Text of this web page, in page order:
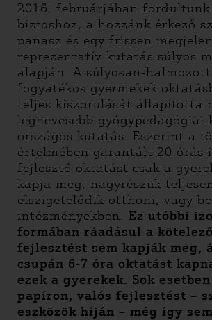
2016. februárjában
biztoshoz, a hozzánk érkező
panasz és egy frissen
reprezentatív kutatás súlyos
alapján. A súlyosan-
fogyatékos gyermekek
teljes kiszorulását állapította
legnevesebb gyógypedagógiai
országos kutatás. Eszerint a
értelmében garantált 20 órás
fejlesztő oktatást csak a
kapja meg, nagyrészük
elszigetelődik otthoni, vagy
intézményekben. Ez utóbbi
formában ráadásul a
fejlesztést sem kapják meg,
csupán 6-7 óra oktatást
ezek a gyerekek. Sok
papíron, valós fejlesztést –
eszközök híján – még így